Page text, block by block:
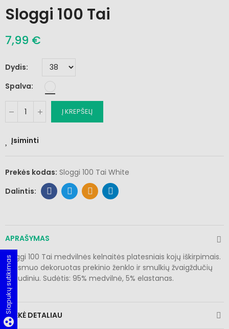
Sloggi 100 Tai
7,99 €
Dydis
Spalva
Į KREPŠELĮ
Įsiminti
Prekės kodas: Sloggi 100 Tai White
APRAŠYMAS
Sloggi 100 Tai medvilnės kelnaitės platesniais kojų iškirpimais.
Juosmuo dekoruotas prekinio ženklo ir smulkių žvaigždučių
spaudiniu. Sudėtis: 95% medvilnė, 5% elastanas.
PREKĖ DETALIAU
group_work
Slapukų sutikimas